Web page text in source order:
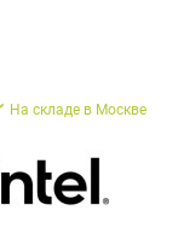
На складе в Москве